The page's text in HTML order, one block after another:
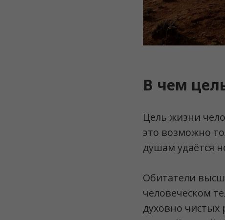
В чем
Цель жизни
это возможно
душам удаётся
Обитатели
человеческом
духовно чистых